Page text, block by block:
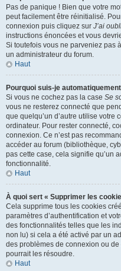
Pas de panique ! Bien que votre
peut facilement être réinitialisé.
connexion puis cliquez sur J’ai
instructions énoncées et vous
Si toutefois vous ne parveniez pas
un administrateur du forum.
Haut
Pourquoi suis-je
Si vous ne cochez pas la case Se
vous ne resterez connecté que
que quelqu’un d’autre utilise votre
ordinateur. Pour rester connecté,
connexion. Ce n’est pas
accéder au forum (bibliothèque,
pas cette case, cela signifie qu’un
fonctionnalité.
Haut
À quoi sert « Supprimer les
Cela supprime tous les cookies
paramètres d’authentification et
des fonctionnalités telles que les
non lu) si cela a été activé par un
des problèmes de connexion ou
pourrait les résoudre.
Haut